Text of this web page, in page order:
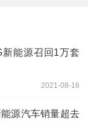
能源召回1万套
2021-08-16
源汽车销量超去